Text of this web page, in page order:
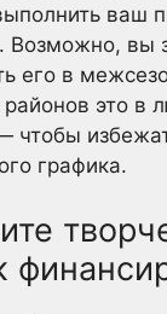
ваш
Возможно, вы
его в
это в
чтобы
графика.